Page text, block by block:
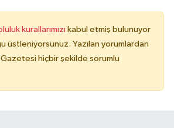
kurallarımızı kabul etmiş bulunuyor
üstleniyorsunuz. Yazılan yorumlardan
hiçbir şekilde sorumlu